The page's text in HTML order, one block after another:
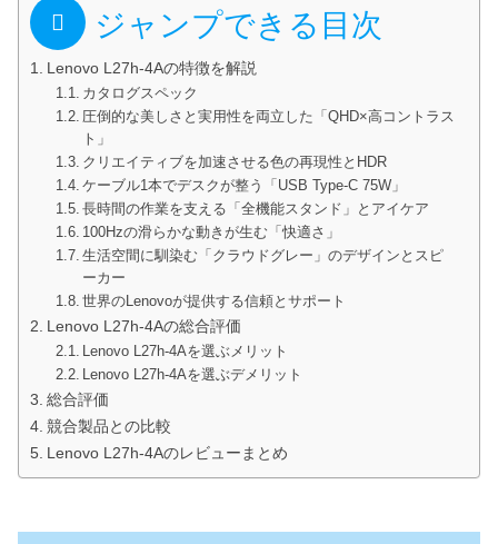
ジャンプできる目次
Lenovo L27h-4Aの特徴を解説
カタログスペック
圧倒的な美しさと実用性を両立した「QHD×高コントラス
ト」
クリエイティブを加速させる色の再現性とHDR
ケーブル1本でデスクが整う「USB Type-C 75W」
長時間の作業を支える「全機能スタンド」とアイケア
100Hzの滑らかな動きが生む「快適さ」
生活空間に馴染む「クラウドグレー」のデザインとスピ
ーカー
世界のLenovoが提供する信頼とサポート
Lenovo L27h-4Aの総合評価
Lenovo L27h-4Aを選ぶメリット
Lenovo L27h-4Aを選ぶデメリット
総合評価
競合製品との比較
Lenovo L27h-4Aのレビューまとめ